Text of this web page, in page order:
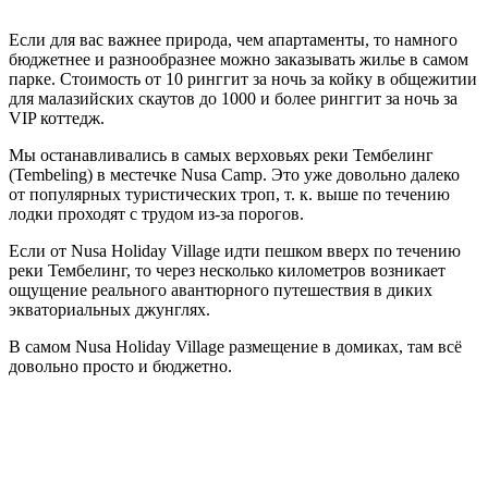
Если для вас важнее природа, чем апартаменты, то намного
бюджетнее и разнообразнее можно заказывать жилье в самом
парке. Стоимость от 10 ринггит за ночь за койку в общежитии
для малазийских скаутов до 1000 и более ринггит за ночь за
VIP коттедж.
Мы останавливались в самых верховьях реки Тембелинг
(Tembeling) в местечке Nusa Camp. Это уже довольно далеко
от популярных туристических троп, т. к. выше по течению
лодки проходят с трудом из-за порогов.
Если от Nusa Holiday Village идти пешком вверх по течению
реки Тембелинг, то через несколько километров возникает
ощущение реального авантюрного путешествия в диких
экваториальных джунглях.
В самом Nusa Holiday Village размещение в домиках, там всё
довольно просто и бюджетно.